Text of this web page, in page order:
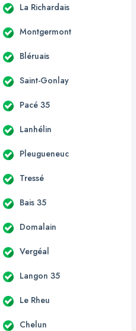
La Richardais
Montgermont
Bléruais
Saint-Gonlay
Pacé 35
Lanhélin
Pleugueneuc
Tressé
Bais 35
Domalain
Vergéal
Langon 35
Le Rheu
Chelun